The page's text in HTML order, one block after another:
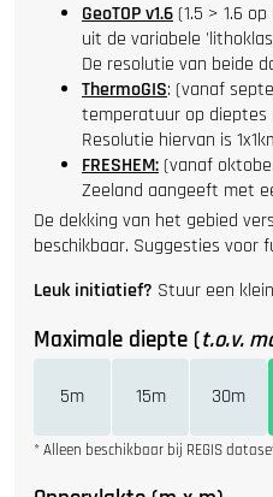
GeoTOP v1.6(1.5 > 1.6
uit de variabele
De resolutie van beide
ThermoGIS: (vanaf
temperatuur op dieptes
Resolutie hiervan is
FRESHEM:(vanaf
Zeeland aangeeft met
De dekking van het gebied
beschikbaar. Suggesties voor
Leuk initiatief? Stuur een
Maximale diepte (t.o.v.
5m 15m 30m
* Alleen beschikbaar bij REGIS